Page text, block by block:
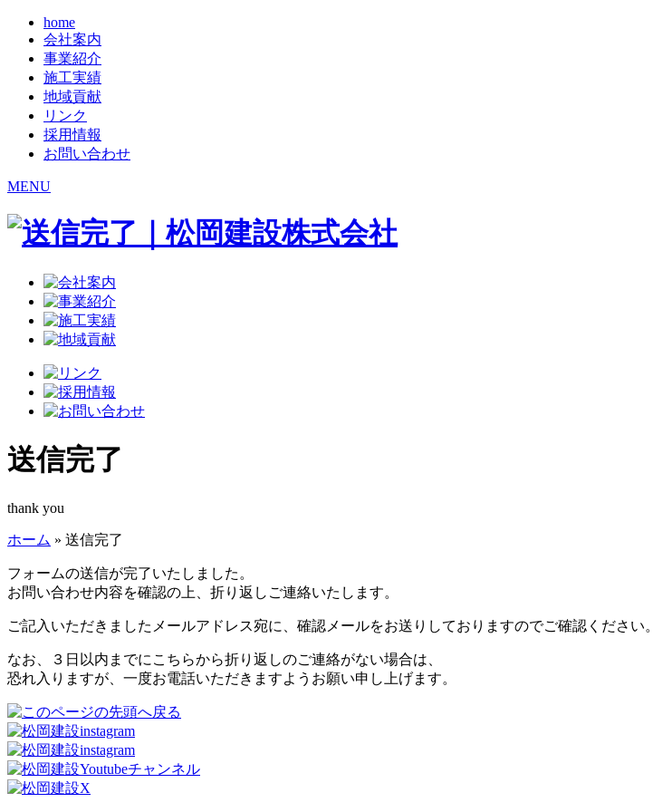
home
会社案内
事業紹介
施工実績
地域貢献
リンク
採用情報
お問い合わせ
MENU
送信完了
thank you
ホーム » 送信完了
フォームの送信が完了いたしました。
お問い合わせ内容を確認の上、折り返しご連絡いたします。
ご記入いただきましたメールアドレス宛に、確認メールをお送りしておりますのでご確認ください。
なお、３日以内までにこちらから折り返しのご連絡がない場合は、
恐れ入りますが、一度お電話いただきますようお願い申し上げます。